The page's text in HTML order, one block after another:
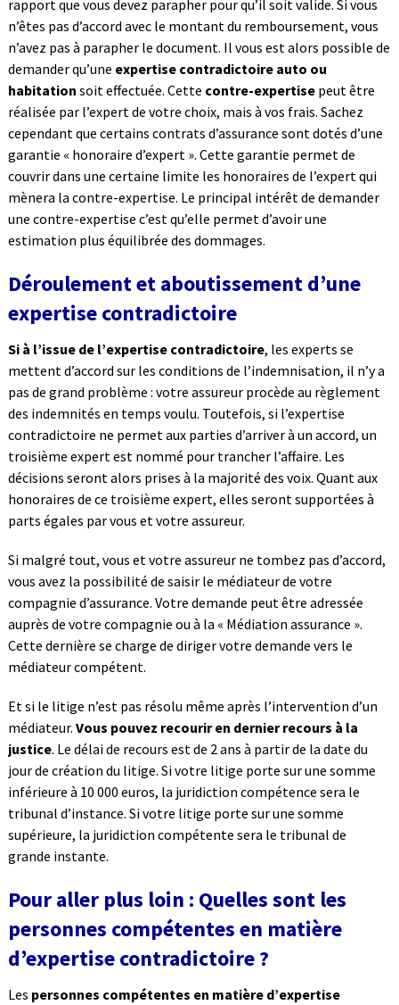
rapport que vous devez parapher pour qu’il soit valide. Si vous
n’êtes pas d’accord avec le montant du remboursement, vous
n’avez pas à parapher le document. Il vous est alors possible de
demander qu’une expertise contradictoire auto ou
habitation soit effectuée. Cette contre-expertisepeut être
réalisée par l’expert de votre choix, mais à vos frais. Sachez
cependant que certains contrats d’assurance sont dotés d’une
garantie « honoraire d’expert ». Cette garantie permet de
couvrir dans une certaine limite les honoraires de l’expert qui
mènera la contre-expertise. Le principal intérêt de demander
une contre-expertise c’est qu’elle permet d’avoir une
estimation plus équilibrée des dommages.
Déroulement et aboutissement d’une
expertise contradictoire
Si à l’issue de l’expertise contradictoire, les experts se
mettent d’accord sur les conditions de l’indemnisation, il n’y a
pas de grand problème : votre assureur procède au règlement
des indemnités en temps voulu. Toutefois, si l’expertise
contradictoire ne permet aux parties d’arriver à un accord, un
troisième expert est nommé pour trancher l’affaire. Les
décisions seront alors prises à la majorité des voix. Quant aux
honoraires de ce troisième expert, elles seront supportées à
parts égales par vous et votre assureur.
Si malgré tout, vous et votre assureur ne tombez pas d’accord,
vous avez la possibilité de saisir le médiateur de votre
compagnie d’assurance. Votre demande peut être adressée
auprès de votre compagnie ou à la « Médiation assurance ».
Cette dernière se charge de diriger votre demande vers le
médiateur compétent.
Et si le litige n’est pas résolu même après l’intervention d’un
médiateur. Vous pouvez recourir en dernier recours à la
justice. Le délai de recours est de 2 ans à partir de la date du
jour de création du litige. Si votre litige porte sur une somme
inférieure à 10 000 euros, la juridiction compétence sera le
tribunal d’instance. Si votre litige porte sur une somme
supérieure, la juridiction compétente sera le tribunal de
grande instante.
Pour aller plus loin : Quelles sont les
personnes compétentes en matière
d’expertise contradictoire ?
Les personnes compétentes en matière d’expertise